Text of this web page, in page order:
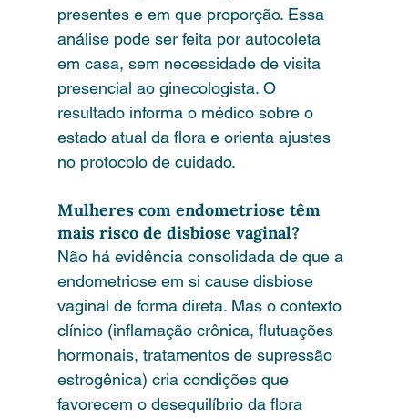
presentes e em que proporção. Essa
análise pode ser feita por autocoleta
em casa, sem necessidade de visita
presencial ao ginecologista. O
resultado informa o médico sobre o
estado atual da flora e orienta ajustes
no protocolo de cuidado.
Mulheres com endometriose têm
mais risco de disbiose vaginal?
Não há evidência consolidada de que a
endometriose em si cause disbiose
vaginal de forma direta. Mas o contexto
clínico (inflamação crônica, flutuações
hormonais, tratamentos de supressão
estrogênica) cria condições que
favorecem o desequilíbrio da flora